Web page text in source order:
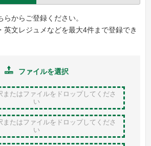
からご登録ください。
英文レジュメなどを最大4件まで登録でき
ファイルを選択
またはファイルをドロップしてくださ
い
またはファイルをドロップしてくださ
い